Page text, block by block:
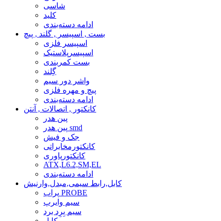
شاسی
کلید
ادامه دسته‌بندی
بست , اسپیسر , گلند , پیچ
اسپیسر فلزی
اسپیسرپلاستیک
بست کمربندی
گِلند
واشر دور سیم
پیچ و مهره فلزی
ادامه دسته‌بندی
کانکتور , اتصالات , آنتن
پین هدر
پین هدر smd
جک و فیش
کانکتورمخابراتی
کانکتورپاوری
ATX,L6.2,SM,EL
ادامه دسته‌بندی
کابل,رابط سیمی,مبدل,وارنیش
پراب PROBE
سیم وایرپ
سیم بِرِد برد